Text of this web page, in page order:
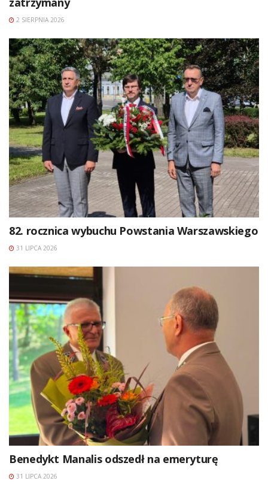
2 SIERPNIA 2026
82. rocznica wybuchu Powstania Warszawskiego
31 LIPCA 2026
Benedykt Manalis odszedł na emeryturę
31 LIPCA 2026